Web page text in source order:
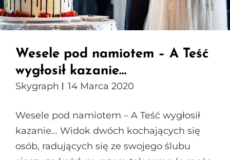
Wesele pod namiotem – A Teść
wygłosił kazanie…
Skygraph 14 Marca 2020
Wesele pod namiotem – A Teść wygłosił
kazanie… Widok dwóch kochających się
osób, radujących się ze swojego ślubu